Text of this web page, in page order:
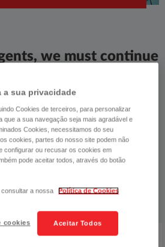
we must continue
relationship with
and society in
general. ​​​​​​
the following
a sua privacidade
Cookies de terceiros, para personalizar
que a sua navegação seja mais agradável e
Cookies, necessitamos do seu
cookies, partes do nosso site podem não
configurar ou recusar os cookies em
pode aceitar todos, através do botão
a nossa Política de Cookies
Aceitar Todos
cookies